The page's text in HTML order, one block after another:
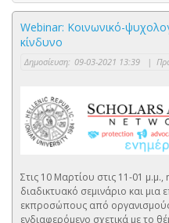
Webinar: Κοινωνικό-
κίνδυνο
Δημοσίευση: 09-03-2021 13:39 |
Στις 10 Μαρτίου στις 11-01
διαδικτυακό σεμινάριο και
εκπροσώπους από
ενδιαφερόμενο σχετικά με το